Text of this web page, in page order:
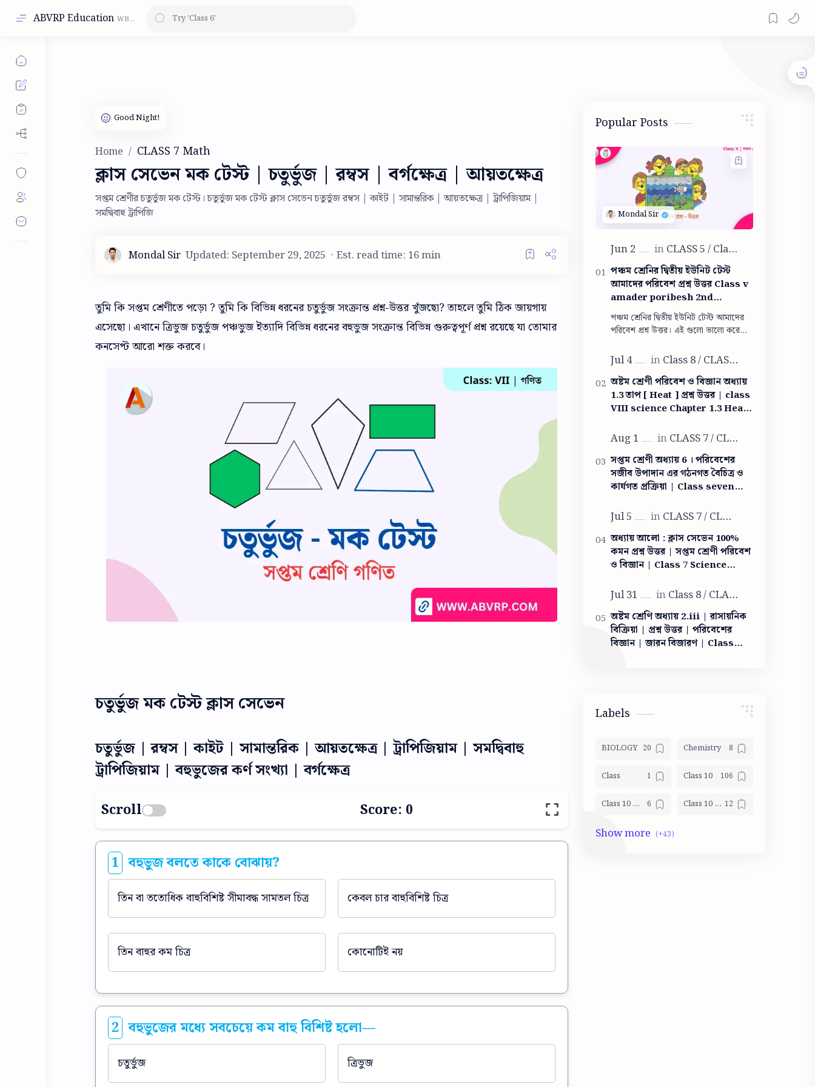
ABVRP Education
Home CLASS 7 Math
ক্লাস সেভেন মক টেস্ট | চতুর্ভুজ | রম্বস | বর্গক্ষেত্র | আয়তক্ষেত্র
সপ্তম শ্রেণীর চতুর্ভুজ মক টেস্ট। চতুর্ভুজ মক টেস্ট ক্লাস সেভেন চতুর্ভুজ রম্বস | কাইট | সামান্তরিক | আয়তক্ষেত্র | ট্রাপিজিয়াম |
সমদ্বিবাহু ট্রাপিজি
Est. read time: 16 min
তুমি কি সপ্তম শ্রেণীতে পড়ো ? তুমি কি বিভিন্ন ধরনের চতুর্ভুজ সংক্রান্ত প্রশ্ন-উত্তর খুঁজছো? তাহলে তুমি ঠিক জায়গায়
এসেছো। এখানে ত্রিভুজ চতুর্ভুজ পঞ্চভুজ ইত্যাদি বিভিন্ন ধরনের বহুভুজ সংক্রান্ত বিভিন্ন গুরুত্বপূর্ণ প্রশ্ন রয়েছে যা তোমার
কনসেপ্ট আরো শক্ত করবে।
চতুর্ভুজ মক টেস্ট ক্লাস সেভেন
চতুর্ভুজ | রম্বস | কাইট | সামান্তরিক | আয়তক্ষেত্র | ট্রাপিজিয়াম | সমদ্বিবাহু
ট্রাপিজিয়াম | বহুভুজের কর্ণ সংখ্যা | বর্গক্ষেত্র
Scroll Score: 0
1 বহুভুজ বলতে কাকে বোঝায়?
তিন বা ততোধিক বাহুবিশিষ্ট সীমাবদ্ধ সামতল চিত্র কেবল চার বাহুবিশিষ্ট চিত্র
তিন বাহুর কম চিত্র কোনোটিই নয়
2 বহুভুজের মধ্যে সবচেয়ে কম বাহু বিশিষ্ট হলো—
চতুর্ভুজ ত্রিভুজ
Popular Posts
পঞ্চম শ্রেনির দ্বিতীয় ইউনিট টেস্ট
আমাদের পরিবেশ প্রশ্ন উত্তর Class v
amader poribesh 2nd
summative question answer
পঞ্চম শ্রেনির দ্বিতীয় ইউনিট টেস্ট আমাদের
পরিবেশ প্রশ্ন উত্তর। এই গুলো ভালো করে
পারবে। পঞ্চম শ্রেনির দ্বিতী…
অষ্টম শ্রেণী পরিবেশ ও বিজ্ঞান অধ্যায়
1.3 তাপ [ Heat ] প্রশ্ন উত্তর | class
VIII science Chapter 1.3 Heat
সপ্তম শ্রেণী অধ্যায় 6 । পরিবেশের
সজীব উপাদান এর গঠনগত বৈচিত্র ও
কার্যগত প্রক্রিয়া | Class seven
অধ্যায় আলো : ক্লাস সেভেন 100%
কমন প্রশ্ন উত্তর | সপ্তম শ্রেণী পরিবেশ
ও বিজ্ঞান | Class 7 Science
ক্লাস সেভেন
অষ্টম শ্রেণি অধ্যায় 2.iii | রাসায়নিক
বিক্রিয়া | প্রশ্ন উত্তর | পরিবেশের
বিজ্ঞান | জারন বিজারণ | Class
Labels
BIOLOGY Chemistry
Class Class 10
Class 10 Geography Class 10 Life Science Mocktest
Class 10 LSc